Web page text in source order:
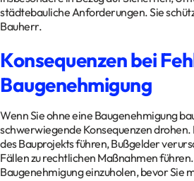
städtebauliche Anforderungen. Sie
Bauherr.
Konsequenzen bei
Baugenehmigung
Wenn Sie ohne eine Baugenehmigung
schwerwiegende Konsequenzen drohen.
des Bauprojekts führen, Bußgelder
Fällen zu rechtlichen Maßnahmen
Baugenehmigung einzuholen, bevor Sie